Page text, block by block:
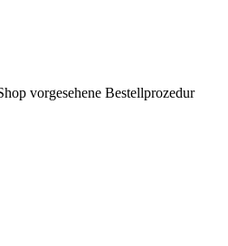
vorgesehene Bestellprozedur